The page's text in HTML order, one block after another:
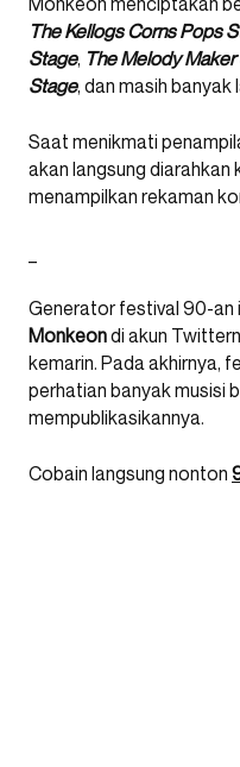
The Kellogs Corns Pops
Stage, The Melody
Stage, dan masih banyak
Saat menikmati
akan langsung diarahkan
menampilkan rekaman
Generator festival 90-an
Monkeondi akun
kemarin. Pada akhirnya,
perhatian banyak musisi
mempublikasikannya.
Cobain langsung nonton